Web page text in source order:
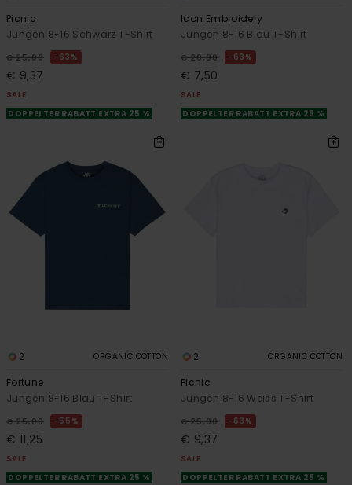
Picnic
Jungen 8-16 Schwarz T-Shirt
€ 25,00 63%
€ 9,37
SALE
DOPPELTER RABATT EXTRA 25 %
Icon Embroidery
Jungen 8-16 Blau T-Shirt
€ 20,00 63%
€ 7,50
SALE
DOPPELTER RABATT EXTRA 25 %
2 ORGANIC COTTON
Fortune
Jungen 8-16 Blau T-Shirt
€ 25,00 55%
€ 11,25
SALE
DOPPELTER RABATT EXTRA 25 %
2 ORGANIC COTTON
Picnic
Jungen 8-16 Weiss T-Shirt
€ 25,00 63%
€ 9,37
SALE
DOPPELTER RABATT EXTRA 25 %